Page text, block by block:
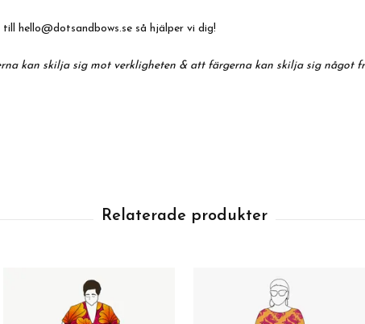
hello@dotsandbows.se så hjälper vi dig!
kan skilja sig mot verkligheten & att färgerna kan skilja sig något